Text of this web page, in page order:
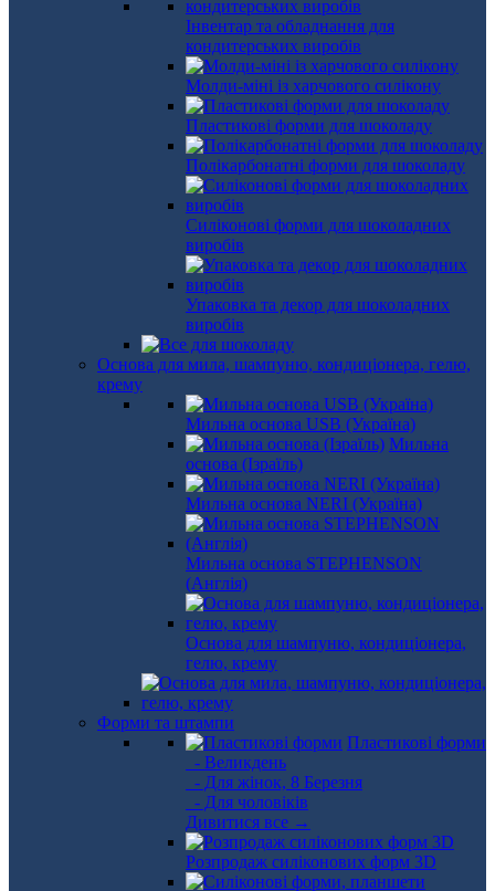
Інвентар та обладнання для
кондитерських виробів
Молди-міні із харчового силікону
Пластикові форми для шоколаду
Полікарбонатні форми для шоколаду
Силіконові форми для шоколадних
виробів
Упаковка та декор для шоколадних
виробів
Основа для мила, шампуню, кондиціонера, гелю,
крему
Мильна основа USB (Україна)
Мильна
основа (Ізраїль)
Мильна основа NERI (Україна)
Мильна основа STEPHENSON
(Англія)
Основа для шампуню, кондиціонера,
гелю, крему
Форми та штампи
Пластикові форми
- Великдень
- Для жінок, 8 Березня
- Для чоловіків
Дивитися все →
Розпродаж силіконових форм 3D